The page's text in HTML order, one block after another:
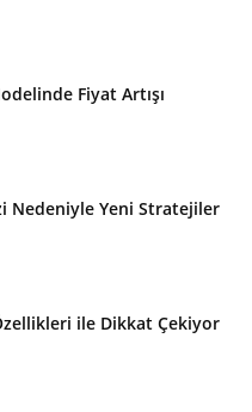
Fiyat Artışı
Nedeniyle Yeni Stratejiler
ile Dikkat Çekiyor